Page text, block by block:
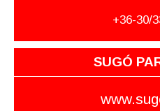
+36-30/
SUGÓ